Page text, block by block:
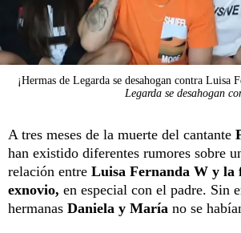
¡Hermas de Legarda se desahogan contra Luisa
Legarda se desahogan
A tres meses de la muerte del cantante
han existido diferentes rumores sobre
relación entre Luisa Fernanda W y la
exnovio, en especial con el padre. Sin
hermanas Daniela y María no se